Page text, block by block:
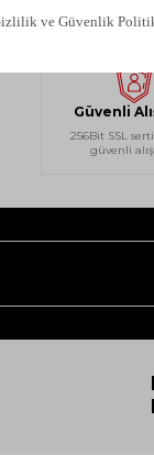
Güvenli
256Bit SSL
güvenli